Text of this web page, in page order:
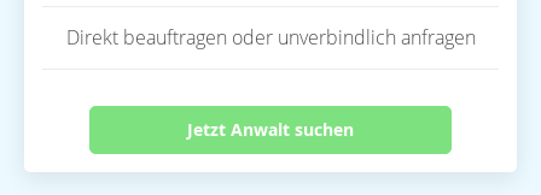
Direkt beauftragen oder unverbindlich anfragen
Jetzt Anwalt suchen